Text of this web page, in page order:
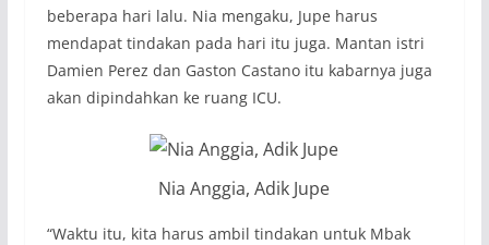
beberapa hari lalu. Nia mengaku, Jupe harus
mendapat tindakan pada hari itu juga. Mantan istri
Damien Perez dan Gaston Castano itu kabarnya juga
akan dipindahkan ke ruang ICU.
Nia Anggia, Adik Jupe
“Waktu itu, kita harus ambil tindakan untuk Mbak